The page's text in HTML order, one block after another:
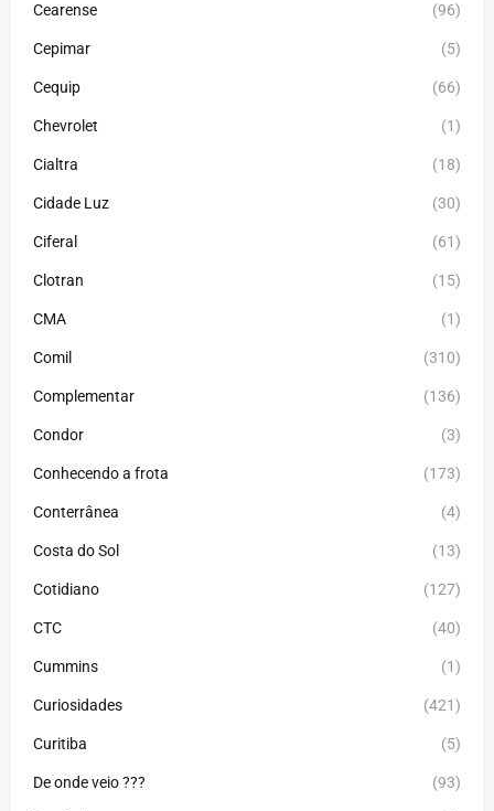
Cearense (96)
Cepimar (5)
Cequip (66)
Chevrolet (1)
Cialtra (18)
Cidade Luz (30)
Ciferal (61)
Clotran (15)
CMA (1)
Comil (310)
Complementar (136)
Condor (3)
Conhecendo a frota (173)
Conterrânea (4)
Costa do Sol (13)
Cotidiano (127)
CTC (40)
Cummins (1)
Curiosidades (421)
Curitiba (5)
De onde veio ??? (93)